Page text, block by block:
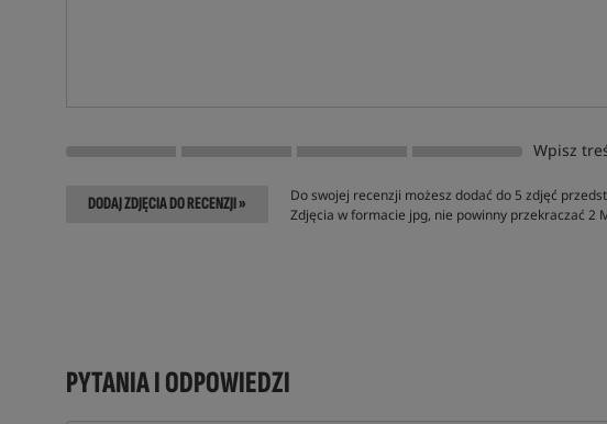
Wpisz
DODAJ ZDJĘCIA DO RECENZJI »
Do swojej recenzji możesz dodać do 5 zdjęć
Zdjęcia w formacie jpg, nie powinny przekraczać 2
PYTANIA I ODPOWIEDZI